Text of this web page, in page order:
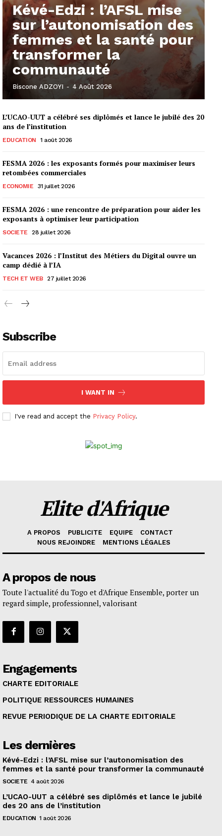
Kévé-Edzi : l’AFSL mise
sur l’autonomisation des
femmes et la santé pour
transformer la
communauté
Biscone ADZOYI - 4 Août 2026
L’UCAO-UUT a célébré ses diplômés et lance le jubilé des 20
ans de l’institution
EDUCATION 1 août 2026
FESMA 2026 : les exposants formés pour maximiser leurs
retombées commerciales
ECONOMIE 31 juillet 2026
FESMA 2026 : une rencontre de préparation pour aider les
exposants à optimiser leur participation
SOCIETE 28 juillet 2026
Vacances 2026 : l’Institut des Métiers du Digital ouvre un
camp dédié à l’IA
TECH ET WEB 27 juillet 2026
Subscribe
I WANT IN
I've read and accept the Privacy Policy.
Elite d'Afrique
A PROPOS PUBLICITE EQUIPE
CONTACT
NOUS REJOINDRE
MENTIONS LÉGALES
A propos de nous
Toute l'actualité du Togo et d'Afrique Ensemble, porter un
regard simple, professionnel, valorisant
Engagements
CHARTE EDITORIALE
POLITIQUE RESSOURCES HUMAINES
REVUE PERIODIQUE DE LA CHARTE EDITORIALE
Les dernières
Kévé-Edzi : l’AFSL mise sur l’autonomisation des
femmes et la santé pour transformer la communauté
SOCIETE 4 août 2026
L’UCAO-UUT a célébré ses diplômés et lance le jubilé
des 20 ans de l’institution
EDUCATION 1 août 2026